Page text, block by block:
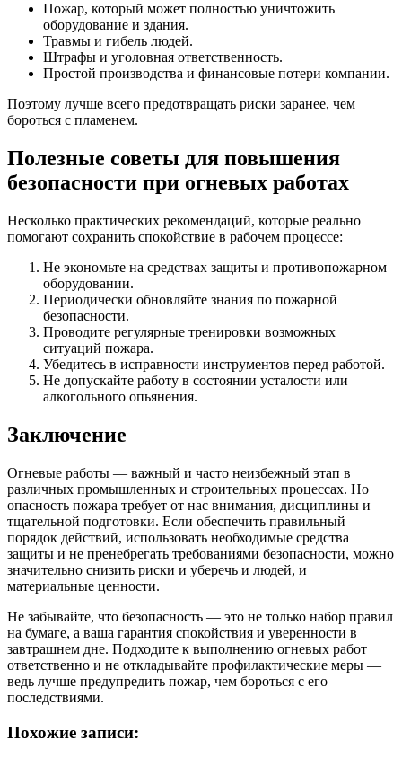
Пожар, который может полностью уничтожить
оборудование и здания.
Травмы и гибель людей.
Штрафы и уголовная ответственность.
Простой производства и финансовые потери компании.
Поэтому лучше всего предотвращать риски заранее, чем
бороться с пламенем.
Полезные советы для повышения
безопасности при огневых работах
Несколько практических рекомендаций, которые реально
помогают сохранить спокойствие в рабочем процессе:
Не экономьте на средствах защиты и противопожарном
оборудовании.
Периодически обновляйте знания по пожарной
безопасности.
Проводите регулярные тренировки возможных
ситуаций пожара.
Убедитесь в исправности инструментов перед работой.
Не допускайте работу в состоянии усталости или
алкогольного опьянения.
Заключение
Огневые работы — важный и часто неизбежный этап в
различных промышленных и строительных процессах. Но
опасность пожара требует от нас внимания, дисциплины и
тщательной подготовки. Если обеспечить правильный
порядок действий, использовать необходимые средства
защиты и не пренебрегать требованиями безопасности, можно
значительно снизить риски и уберечь и людей, и
материальные ценности.
Не забывайте, что безопасность — это не только набор правил
на бумаге, а ваша гарантия спокойствия и уверенности в
завтрашнем дне. Подходите к выполнению огневых работ
ответственно и не откладывайте профилактические меры —
ведь лучше предупредить пожар, чем бороться с его
последствиями.
Похожие записи: